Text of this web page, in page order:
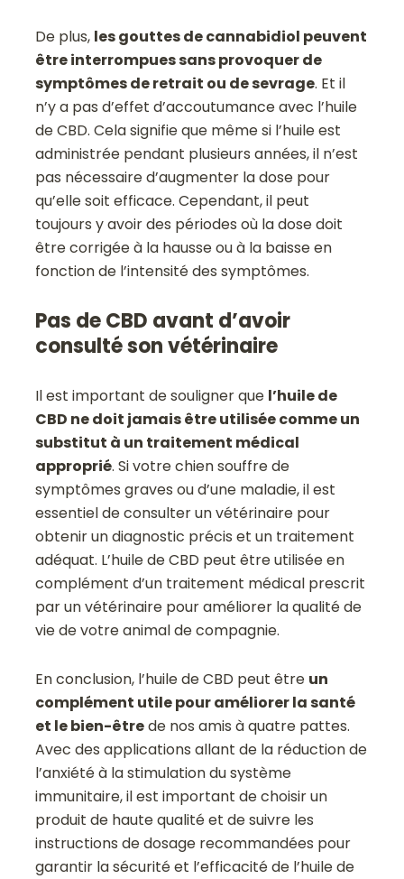
De plus, les gouttes de cannabidiol peuvent
être interrompues sans provoquer de
symptômes de retrait ou de sevrage. Et il
n’y a pas d’effet d’accoutumance avec l’huile
de CBD. Cela signifie que même si l’huile est
administrée pendant plusieurs années, il n’est
pas nécessaire d’augmenter la dose pour
qu’elle soit efficace. Cependant, il peut
toujours y avoir des périodes où la dose doit
être corrigée à la hausse ou à la baisse en
fonction de l’intensité des symptômes.
Pas de CBD avant d’avoir
consulté son vétérinaire
Il est important de souligner que l’huile de
CBD ne doit jamais être utilisée comme un
substitut à un traitement médical
approprié. Si votre chien souffre de
symptômes graves ou d’une maladie, il est
essentiel de consulter un vétérinaire pour
obtenir un diagnostic précis et un traitement
adéquat. L’huile de CBD peut être utilisée en
complément d’un traitement médical prescrit
par un vétérinaire pour améliorer la qualité de
vie de votre animal de compagnie.
En conclusion, l’huile de CBD peut être un
complément utile pour améliorer la santé
et le bien-êtrede nos amis à quatre pattes.
Avec des applications allant de la réduction de
l’anxiété à la stimulation du système
immunitaire, il est important de choisir un
produit de haute qualité et de suivre les
instructions de dosage recommandées pour
garantir la sécurité et l’efficacité de l’huile de